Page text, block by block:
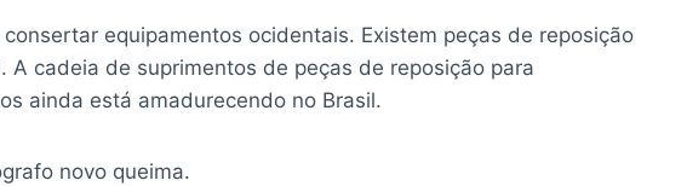
consertar equipamentos ocidentais. Existem peças de reposição
A cadeia de suprimentos de peças de reposição para
ainda está amadurecendo no Brasil.
novo queima.